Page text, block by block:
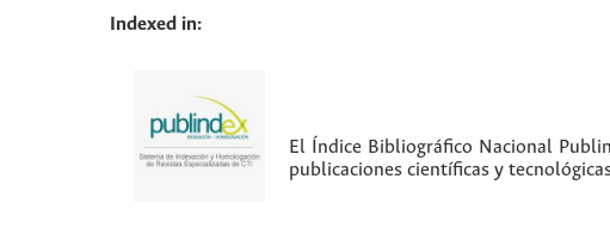
Indexed in:
El Índice Bibliográfico Nacional
publicaciones científicas y